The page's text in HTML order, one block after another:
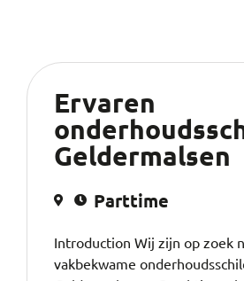
Ervaren
Geldermalsen
Parttime
Introduction Wij zijn op zoek
vakbekwame